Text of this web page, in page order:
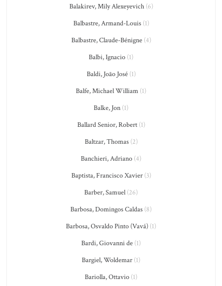
Balakirev, Mily Alexeyevich(6)
Balbastre, Armand-Louis(1)
Balbastre, Claude-Bénigne(4)
Balbi, Ignacio (1)
Baldi, João José(1)
Balfe, Michael William (1)
Balke, Jon (1)
Ballard Senior, Robert(1)
Baltzar, Thomas(2)
Banchieri, Adriano (4)
Baptista, Francisco Xavier(3)
Barber, Samuel (26)
Barbosa, Domingos Caldas (8)
Barbosa, Osvaldo Pinto (Vavá) (1)
Bardi, Giovanni de (1)
Bargiel, Woldemar (1)
Bariolla, Ottavio (1)